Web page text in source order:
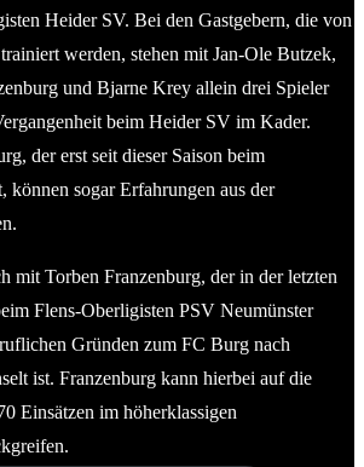
Heider SV. Bei den Gastgebern, die von
werden, stehen mit Jan-Ole Butzek,
und Bjarne Krey allein drei Spieler
beim Heider SV im Kader.
der erst seit dieser Saison beim
können sogar Erfahrungen aus der
mit Torben Franzenburg, der in der letzten
Flens-Oberligisten PSV Neumünster
Gründen zum FC Burg nach
ist. Franzenburg kann hierbei auf die
Einsätzen im höherklassigen